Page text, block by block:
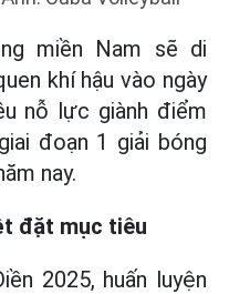
miền Nam sẽ di
khí hậu vào ngày
nỗ lực giành điểm
đoạn 1 giải bóng
nay.
đặt mục tiêu
2025, huấn luyện